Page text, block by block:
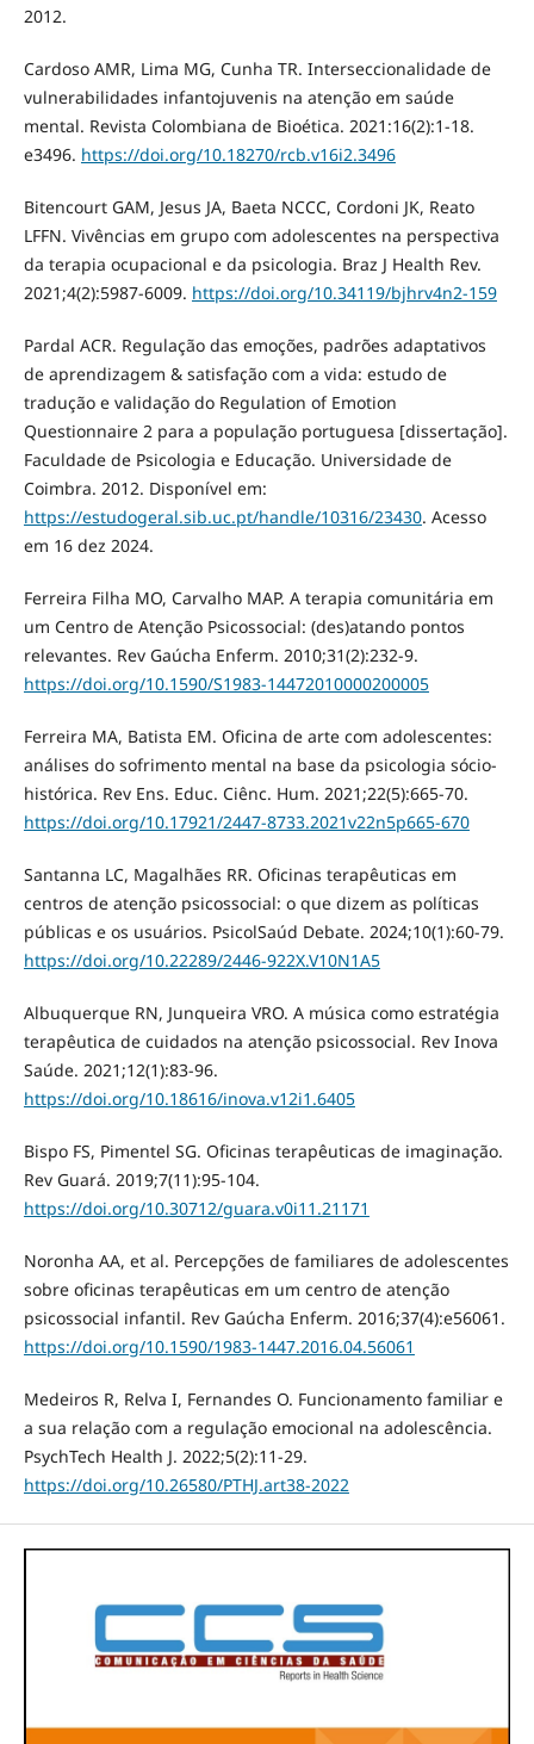
2012.
Cardoso AMR, Lima MG, Cunha TR. Interseccionalidade de
vulnerabilidades infantojuvenis na atenção em saúde
mental. Revista Colombiana de Bioética. 2021:16(2):1-18.
e3496. https://doi.org/10.18270/rcb.v16i2.3496
Bitencourt GAM, Jesus JA, Baeta NCCC, Cordoni JK, Reato
LFFN. Vivências em grupo com adolescentes na perspectiva
da terapia ocupacional e da psicologia. Braz J Health Rev.
2021;4(2):5987-6009. https://doi.org/10.34119/bjhrv4n2-159
Pardal ACR. Regulação das emoções, padrões adaptativos
de aprendizagem & satisfação com a vida: estudo de
tradução e validação do Regulation of Emotion
Questionnaire 2 para a população portuguesa [dissertação].
Faculdade de Psicologia e Educação. Universidade de
Coimbra. 2012. Disponível em:
https://estudogeral.sib.uc.pt/handle/10316/23430. Acesso
em 16 dez 2024.
Ferreira Filha MO, Carvalho MAP. A terapia comunitária em
um Centro de Atenção Psicossocial: (des)atando pontos
relevantes. Rev Gaúcha Enferm. 2010;31(2):232-9.
https://doi.org/10.1590/S1983-14472010000200005
Ferreira MA, Batista EM. Oficina de arte com adolescentes:
análises do sofrimento mental na base da psicologia sócio-
histórica. Rev Ens. Educ. Ciênc. Hum. 2021;22(5):665-70.
https://doi.org/10.17921/2447-8733.2021v22n5p665-670
Santanna LC, Magalhães RR. Oficinas terapêuticas em
centros de atenção psicossocial: o que dizem as políticas
públicas e os usuários. PsicolSaúd Debate. 2024;10(1):60-79.
https://doi.org/10.22289/2446-922X.V10N1A5
Albuquerque RN, Junqueira VRO. A música como estratégia
terapêutica de cuidados na atenção psicossocial. Rev Inova
Saúde. 2021;12(1):83-96.
https://doi.org/10.18616/inova.v12i1.6405
Bispo FS, Pimentel SG. Oficinas terapêuticas de imaginação.
Rev Guará. 2019;7(11):95-104.
https://doi.org/10.30712/guara.v0i11.21171
Noronha AA, et al. Percepções de familiares de adolescentes
sobre oficinas terapêuticas em um centro de atenção
psicossocial infantil. Rev Gaúcha Enferm. 2016;37(4):e56061.
https://doi.org/10.1590/1983-1447.2016.04.56061
Medeiros R, Relva I, Fernandes O. Funcionamento familiar e
a sua relação com a regulação emocional na adolescência.
PsychTech Health J. 2022;5(2):11-29.
https://doi.org/10.26580/PTHJ.art38-2022